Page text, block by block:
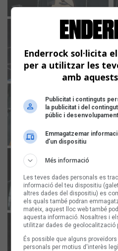
Enderrock sol·licita
per a utilitzar les
amb
Publicitat i continguts
la publicitat i del
públic i
Emmagatzemar
d’un dispositiu
Més informació
Les teves dades personals es
informació del teu dispositiu
altres dades del dispositiu) es
els quals també podran
mateix, aquest lloc web també
aquesta informació. Nosaltres i
utilitzar dades de geolocalització
És possible que alguns
personals per motius d'interès